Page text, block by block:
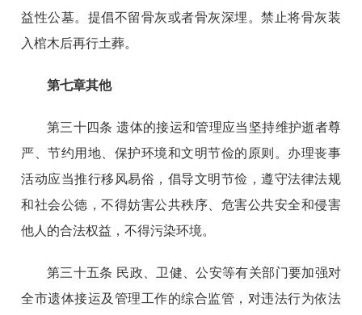
益性公墓。提倡不留骨灰或者骨灰深埋。禁止将骨灰装
入棺木后再行土葬。
第七章其他
第三十四条 遗体的接运和管理应当坚持维护逝者尊
严、节约用地、保护环境和文明节俭的原则。办理丧事
活动应当推行移风易俗，倡导文明节俭，遵守法律法规
和社会公德，不得妨害公共秩序、危害公共安全和侵害
他人的合法权益，不得污染环境。
第三十五条 民政、卫健、公安等有关部门要加强对
全市遗体接运及管理工作的综合监管，对违法行为依法